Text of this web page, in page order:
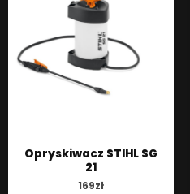
Opryskiwacz STIHL SG
21
169zł